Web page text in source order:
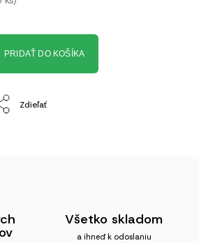
PRIDAŤ DO KOŠÍKA
Zdieľať
Všetko skladom
a ihneď k odoslaniu